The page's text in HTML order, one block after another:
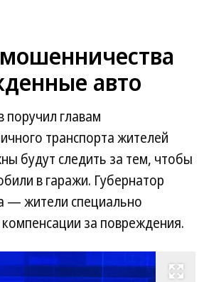
мошенничества
авто
поручил главам
транспорта жителей
будут следить за тем, чтобы
в гаражи. Губернатор
— жители специально
за повреждения.
Развернуть на весь экран